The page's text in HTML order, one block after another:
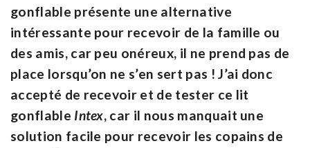
gonflable présente une alternative
intéressante pour recevoir de la famille ou
des amis, car peu onéreux, il ne prend pas de
place lorsqu’on ne s’en sert pas ! J’ai donc
accepté de recevoir et de tester ce lit
gonflable Intex, car il nous manquait une
solution facile pour recevoir les copains de